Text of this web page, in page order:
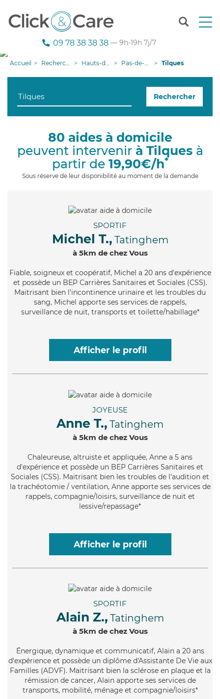
T
n
g
09 78 38 38 38 — 9h-19h 7j/7
Accueil Recherche aide à domicile Hauts-de-France Pas-de-Calais Tilques
Rechercher
80 aides à domicile
peuvent intervenir à Tilquesà
partir de 19,90€/h*
Sous réserve de leur disponibilité au moment de la demande
SPORTIF
Michel T., Tatinghem
à 5km de chez Vous
Fiable, soigneux et coopératif, Michel a 20 ans d'expérience
et possède un BEP Carrières Sanitaires et Sociales (CSS).
Maitrisant bien l'incontinence urinaire et les troubles du
sang, Michel apporte ses services de rappels,
surveillance de nuit, transports et toilette/habillage*
Afficher le profil
JOYEUSE
Anne T., Tatinghem
à 5km de chez Vous
Chaleureuse, altruiste et appliquée, Anne a 5 ans
d'expérience et possède un BEP Carrières Sanitaires et
Sociales (CSS). Maitrisant bien les troubles de l'audition et
la trachéotomie / ventilation, Anne apporte ses services de
rappels, compagnie/loisirs, surveillance de nuit et
lessive/repassage*
Afficher le profil
SPORTIF
Alain Z., Tatinghem
à 5km de chez Vous
Énergique, dynamique et communicatif, Alain a 20 ans
d'expérience et possède un diplôme d'Assistante De Vie aux
Familles (ADVF). Maitrisant bien la sclérose en plaque et la
rémission de cancer, Alain apporte ses services de
transports, mobilité, ménage et compagnie/loisirs*